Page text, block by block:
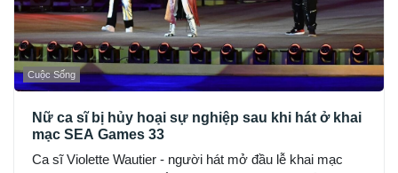
Cuộc Sống
Nữ ca sĩ bị hủy hoại sự nghiệp sau khi hát ở khai
mạc SEA Games 33
Ca sĩ Violette Wautier - người hát mở đầu lễ khai mạc